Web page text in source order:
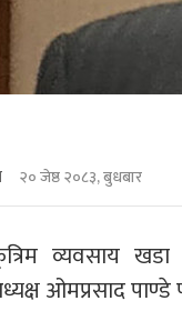
२० जेष्ठ २०८३, बुधबार
व्यवसाय
ओमप्रसाद पाण्डे